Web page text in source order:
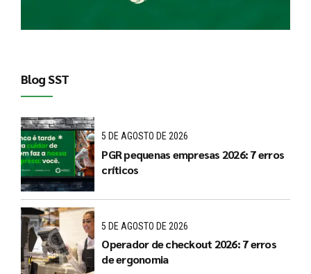
Blog SST
5 DE AGOSTO DE 2026
PGR pequenas empresas 2026: 7 erros
críticos
5 DE AGOSTO DE 2026
Operador de checkout 2026: 7 erros
de ergonomia